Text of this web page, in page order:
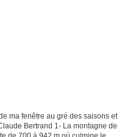
ma fenêtre au gré des saisons et
Bertrand 1- La montagne de